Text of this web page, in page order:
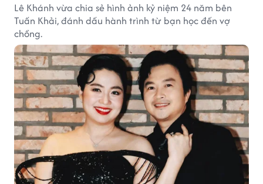
Lê Khánh vừa chia sẻ hình ảnh kỷ niệm 24 năm bên
Tuấn Khải, đánh dấu hành trình từ bạn học đến vợ
chồng.